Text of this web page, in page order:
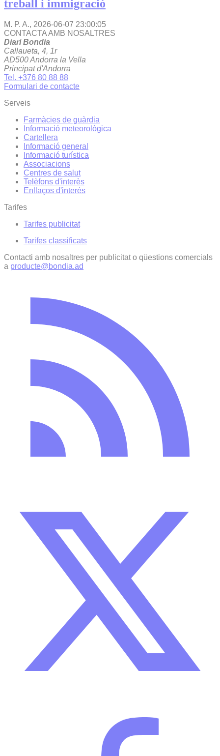
treball i immigració
M. P. A., 2026-06-07 23:00:05
CONTACTA AMB NOSALTRES
Diari Bondia
Callaueta, 4, 1r
AD500 Andorra la Vella
Principat d'Andorra
Tel. +376 80 88 88
Formulari de contacte
Serveis
Farmàcies de guàrdia
Informació meteorològica
Cartellera
Informació general
Informació turística
Associacions
Centres de salut
Telèfons d'interès
Enllaços d'interés
Tarifes
Tarifes publicitat
Tarifes classificats
Contacti amb nosaltres per publicitat o qüestions comercials
a producte@bondia.ad